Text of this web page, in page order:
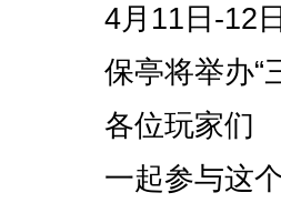
4月11日-12
保亭将举办“三
各位玩家们
一起参与这个